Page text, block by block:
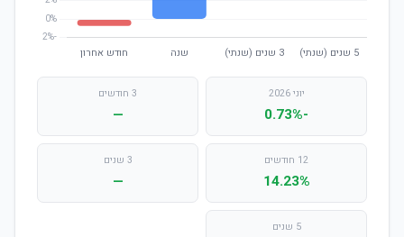
יוני 2026
-0.73%
3 חודשים
—
12 חודשים
14.23%
3 שנים
—
5 שנים